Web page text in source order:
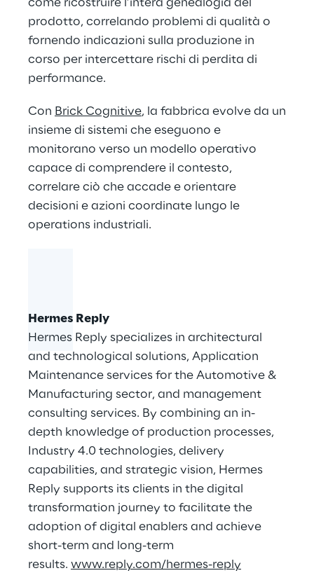
come ricostruire l’intera genealogia del
prodotto, correlando problemi di qualità o
fornendo indicazioni sulla produzione in
corso per intercettare rischi di perdita di
performance.
Con Brick Cognitive, la fabbrica evolve da un
insieme di sistemi che eseguono e
monitorano verso un modello operativo
capace di comprendere il contesto,
correlare ciò che accade e orientare
decisioni e azioni coordinate lungo le
operations industriali.
Hermes Reply
Hermes Reply specializes in architectural
and technological solutions, Application
Maintenance services for the Automotive &
Manufacturing sector, and management
consulting services. By combining an in-
depth knowledge of production processes,
Industry 4.0 technologies, delivery
capabilities, and strategic vision, Hermes
Reply supports its clients in the digital
transformation journey to facilitate the
adoption of digital enablers and achieve
short-term and long-term
results. www.reply.com/hermes-reply